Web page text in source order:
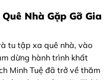
Nhà Gặp Gỡ Gia
tu tập xa quê nhà, vào
dừng hành trình khất
Minh Tuệ đã trở về thăm